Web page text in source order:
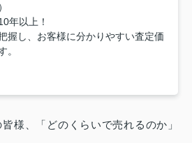
年以上！
握し、お客様に分かりやすい査定価
。
様、「どのくらいで売れるのか」